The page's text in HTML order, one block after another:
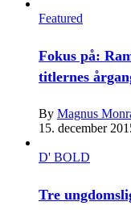
Featured
Fokus på:
titlernes
By Magnus
15. december
D' BOLD
Tre